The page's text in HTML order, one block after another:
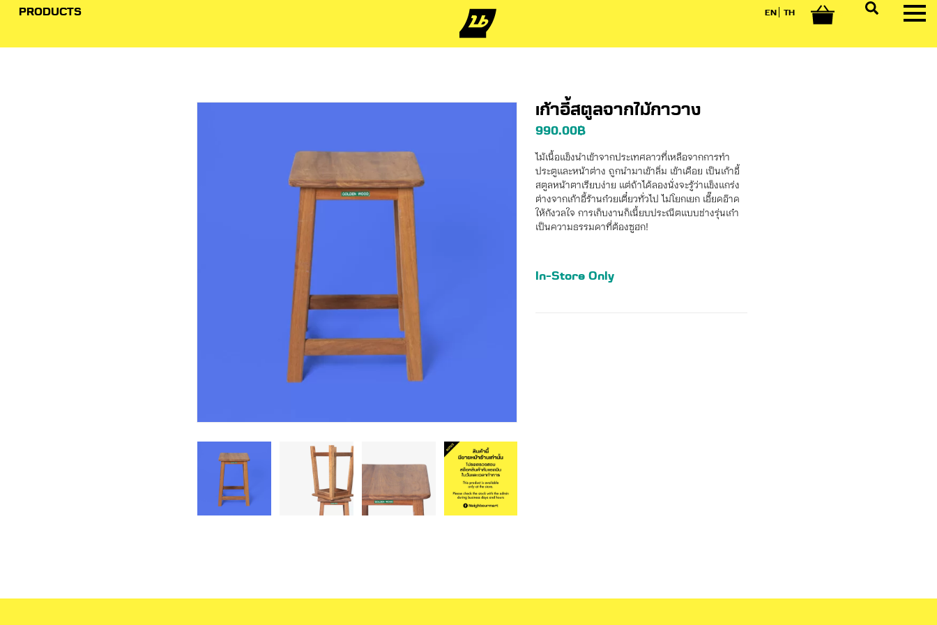
PRODUCTS EN TH
เก้าอี้สตูลจากไม้กาวาง
990.00฿
ไม้เนื้อแข็งนำเข้าจากประเทศลาวที่เหลือจากการทำ
ประตูและหน้าต่าง ถูกนำมาเข้าลิ่ม เข้าเดือย เป็นเก้าอี้
สตูลหน้าตาเรียบง่าย แต่ถ้าได้ลองนั่งจะรู้ว่าแข็งแกร่ง
ต่างจากเก้าอี้ร้านก๋วยเตี๋ยวทั่วไป ไม่โยกเยก เอี๊ยดอ๊าด
ให้กังวลใจ การเก็บงานก็เนี้ยบประณีตแบบช่างรุ่นเก๋า
เป็นความธรรมดาที่ต้องซูฮก!
In-Store Only